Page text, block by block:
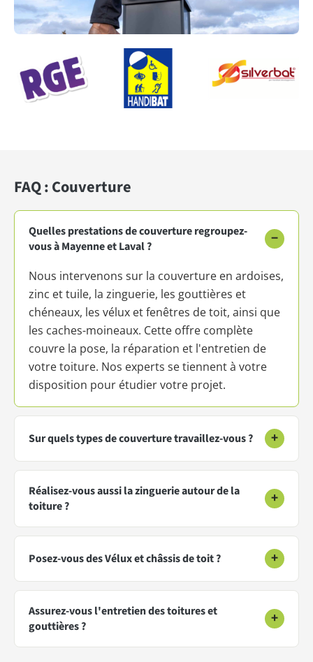
FAQ : Couverture
Quelles prestations de couverture regroupez-
vous à Mayenne et Laval ?
−
Nous intervenons sur la couverture en ardoises,
zinc et tuile, la zinguerie, les gouttières et
chéneaux, les vélux et fenêtres de toit, ainsi que
les caches-moineaux. Cette offre complète
couvre la pose, la réparation et l'entretien de
votre toiture. Nos experts se tiennent à votre
disposition pour étudier votre projet.
Sur quels types de couverture travaillez-vous ? +
Réalisez-vous aussi la zinguerie autour de la
toiture ?
+
Posez-vous des Vélux et châssis de toit ? +
Assurez-vous l'entretien des toitures et
gouttières ?
+